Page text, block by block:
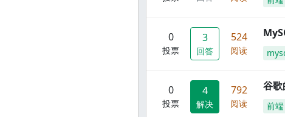
0
投票
3
回答
524
阅读
0
投票
4
解决
792
阅读
谷
前端